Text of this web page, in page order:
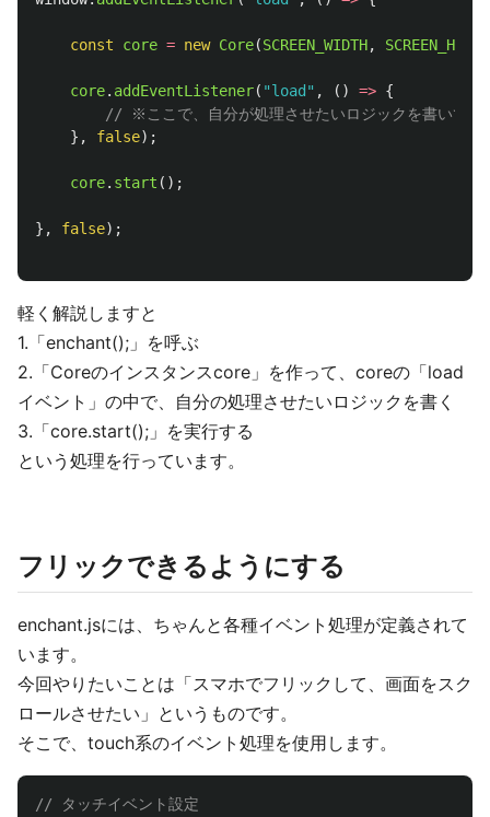
const core = new Core(SCREEN_WIDTH,
core. addEventListener( "load " , () => {
// ※ここで、自分が処理させたいロジックを書いてい
},
false);
core. start ();
}, false);
軽く解説しますと
1.「enchant();」を呼ぶ
2.「Coreのインスタンスcore」を作って、coreの「load
イベント」の中で、自分の処理させたいロジックを書く
3.「core.start();」を実行する
という処理を行っています。
フリックできるようにする
enchant.jsには、ちゃんと各種イベント処理が定義されて
います。
今回やりたいことは「スマホでフリックして、画面をスク
ロールさせたい」というものです。
そこで、touch系のイベント処理を使用します。
// タッチイベント設定